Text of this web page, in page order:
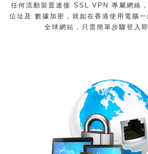
任何流動裝置連接 SSL VPN 專屬網絡
位址及 數據加密，就如在香港使用電腦
全球網站，只需簡單步驟登入即